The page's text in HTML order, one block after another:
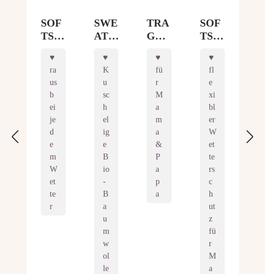
SOF
TSH
TRA
GEJ
ACK
ALL
ROU
NDE
FIT
ra
us
b
ei
je
d
e
m
W
et
te
r
SWE
AT-
GEJ
ACK
LON
DON
K
u
sc
h
el
ig
e
B
io
-
B
a
u
m
w
ol
le
TRA
GE
TE
STO
CKH
OL
fü
r
M
a
m
a
&
P
a
p
a
SOF
TSH
TRA
GEC
OVE
ROU
NDE
fl
e
xi
bl
er
W
et
te
rs
c
h
ut
z
fü
r
M
a